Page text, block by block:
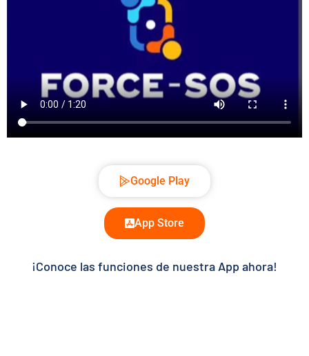
Google Play
App Store
¡Conoce las funciones de nuestra App ahora!